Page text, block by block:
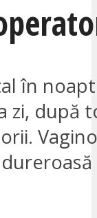
în
zi, după